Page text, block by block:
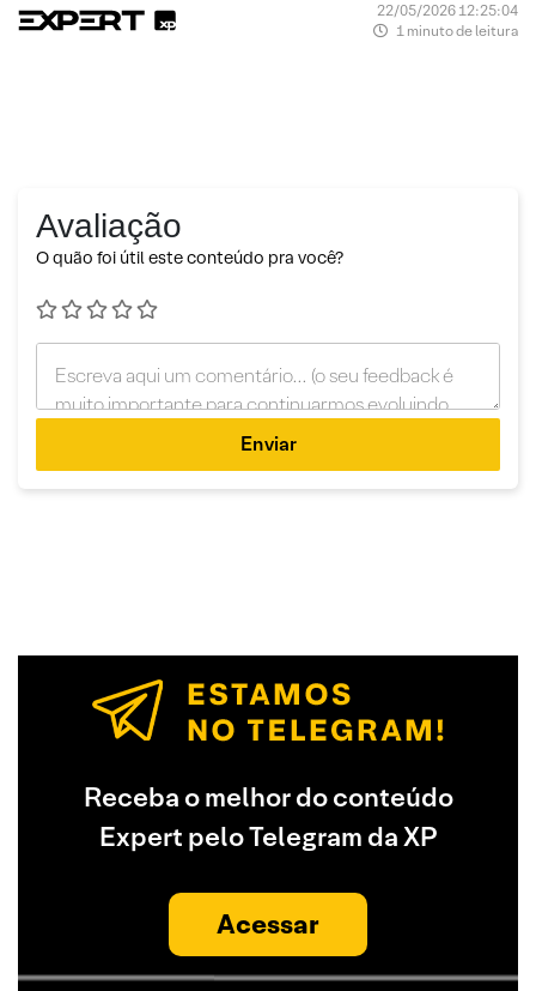
22/05/2026 12:25:04
1 minuto de leitura
Avaliação
O quão foi útil este conteúdo pra você?
Enviar
Receba o melhor do conteúdo
Expert pelo Telegram da XP
Acessar